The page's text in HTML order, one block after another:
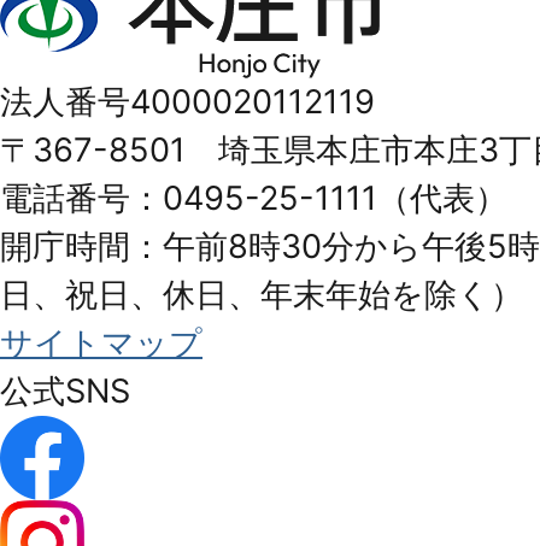
庄
Honjo
City
法人番号4000020112119
〒367-8501 埼玉県本庄市本庄3丁
電話番号：0495-25-1111（代表）
開庁時間：午前8時30分から午後5
日、祝日、休日、年末年始を除く）
サイトマップ
公式SNS